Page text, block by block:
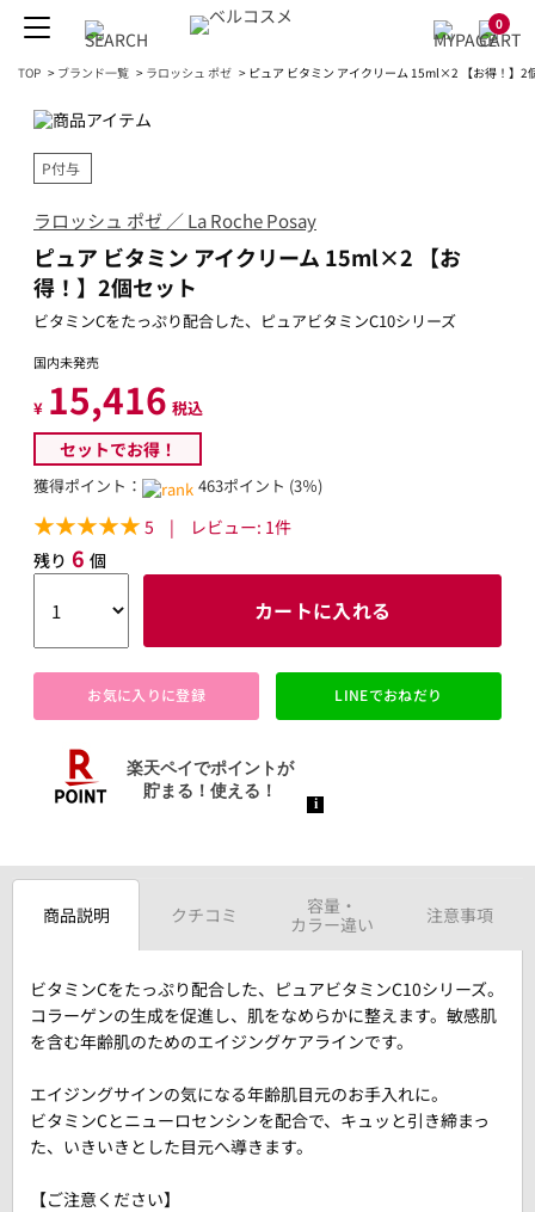
0
TOP > ブランド一覧 > ラロッシュ ポゼ > ピュア ビタミン アイクリーム 15ml×2 【お得！】2
P付与
ラロッシュ ポゼ ／ La Roche Posay
ピュア ビタミン アイクリーム 15ml×2 【お
得！】2個セット
ビタミンCをたっぷり配合した、ピュアビタミンC10シリーズ
国内未発売
¥ 15,416 税込
セットでお得！
獲得ポイント： 463ポイント (3％)
5 | レビュー: 1件
残り 6 個
カートに入れる
お気に入りに登録 LINEでおねだり
商品説明 クチコミ
容量・
カラー違い
注意事項
ビタミンCをたっぷり配合した、ピュアビタミンC10シリーズ。
コラーゲンの生成を促進し、肌をなめらかに整えます。敏感肌
を含む年齢肌のためのエイジングケアラインです。
エイジングサインの気になる年齢肌目元のお手入れに。
ビタミンCとニューロセンシンを配合で、キュッと引き締まっ
た、いきいきとした目元へ導きます。
【ご注意ください】